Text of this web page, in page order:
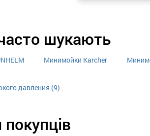
шукають
Минимойки Karcher
давления (9)
покупців